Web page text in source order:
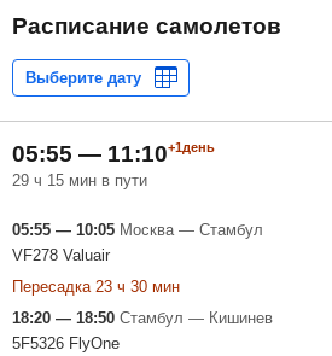
Расписание самолетов
05:55 — 11:10+1день
29 ч 15 мин в пути
05:55 — 10:05 Москва — Стамбул
VF278 Valuair
Пересадка 23 ч 30 мин
18:20 — 18:50 Стамбул — Кишинев
5F5326 FlyOne